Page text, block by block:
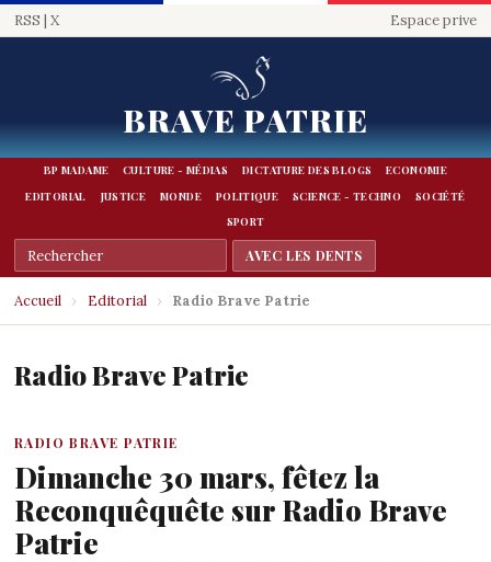
RSS | X Espace prive
BRAVE PATRIE
BP MADAME CULTURE - MÉDIAS DICTATURE DES BLOGS
ECONOMIE
EDITORIAL
JUSTICE MONDE POLITIQUE SCIENCE - TECHNO
SOCIÉTÉ
SPORT
Accueil › Editorial › Radio Brave Patrie
Radio Brave Patrie
RADIO BRAVE PATRIE
Dimanche 30 mars, fêtez la
Reconquêquête sur Radio Brave
Patrie